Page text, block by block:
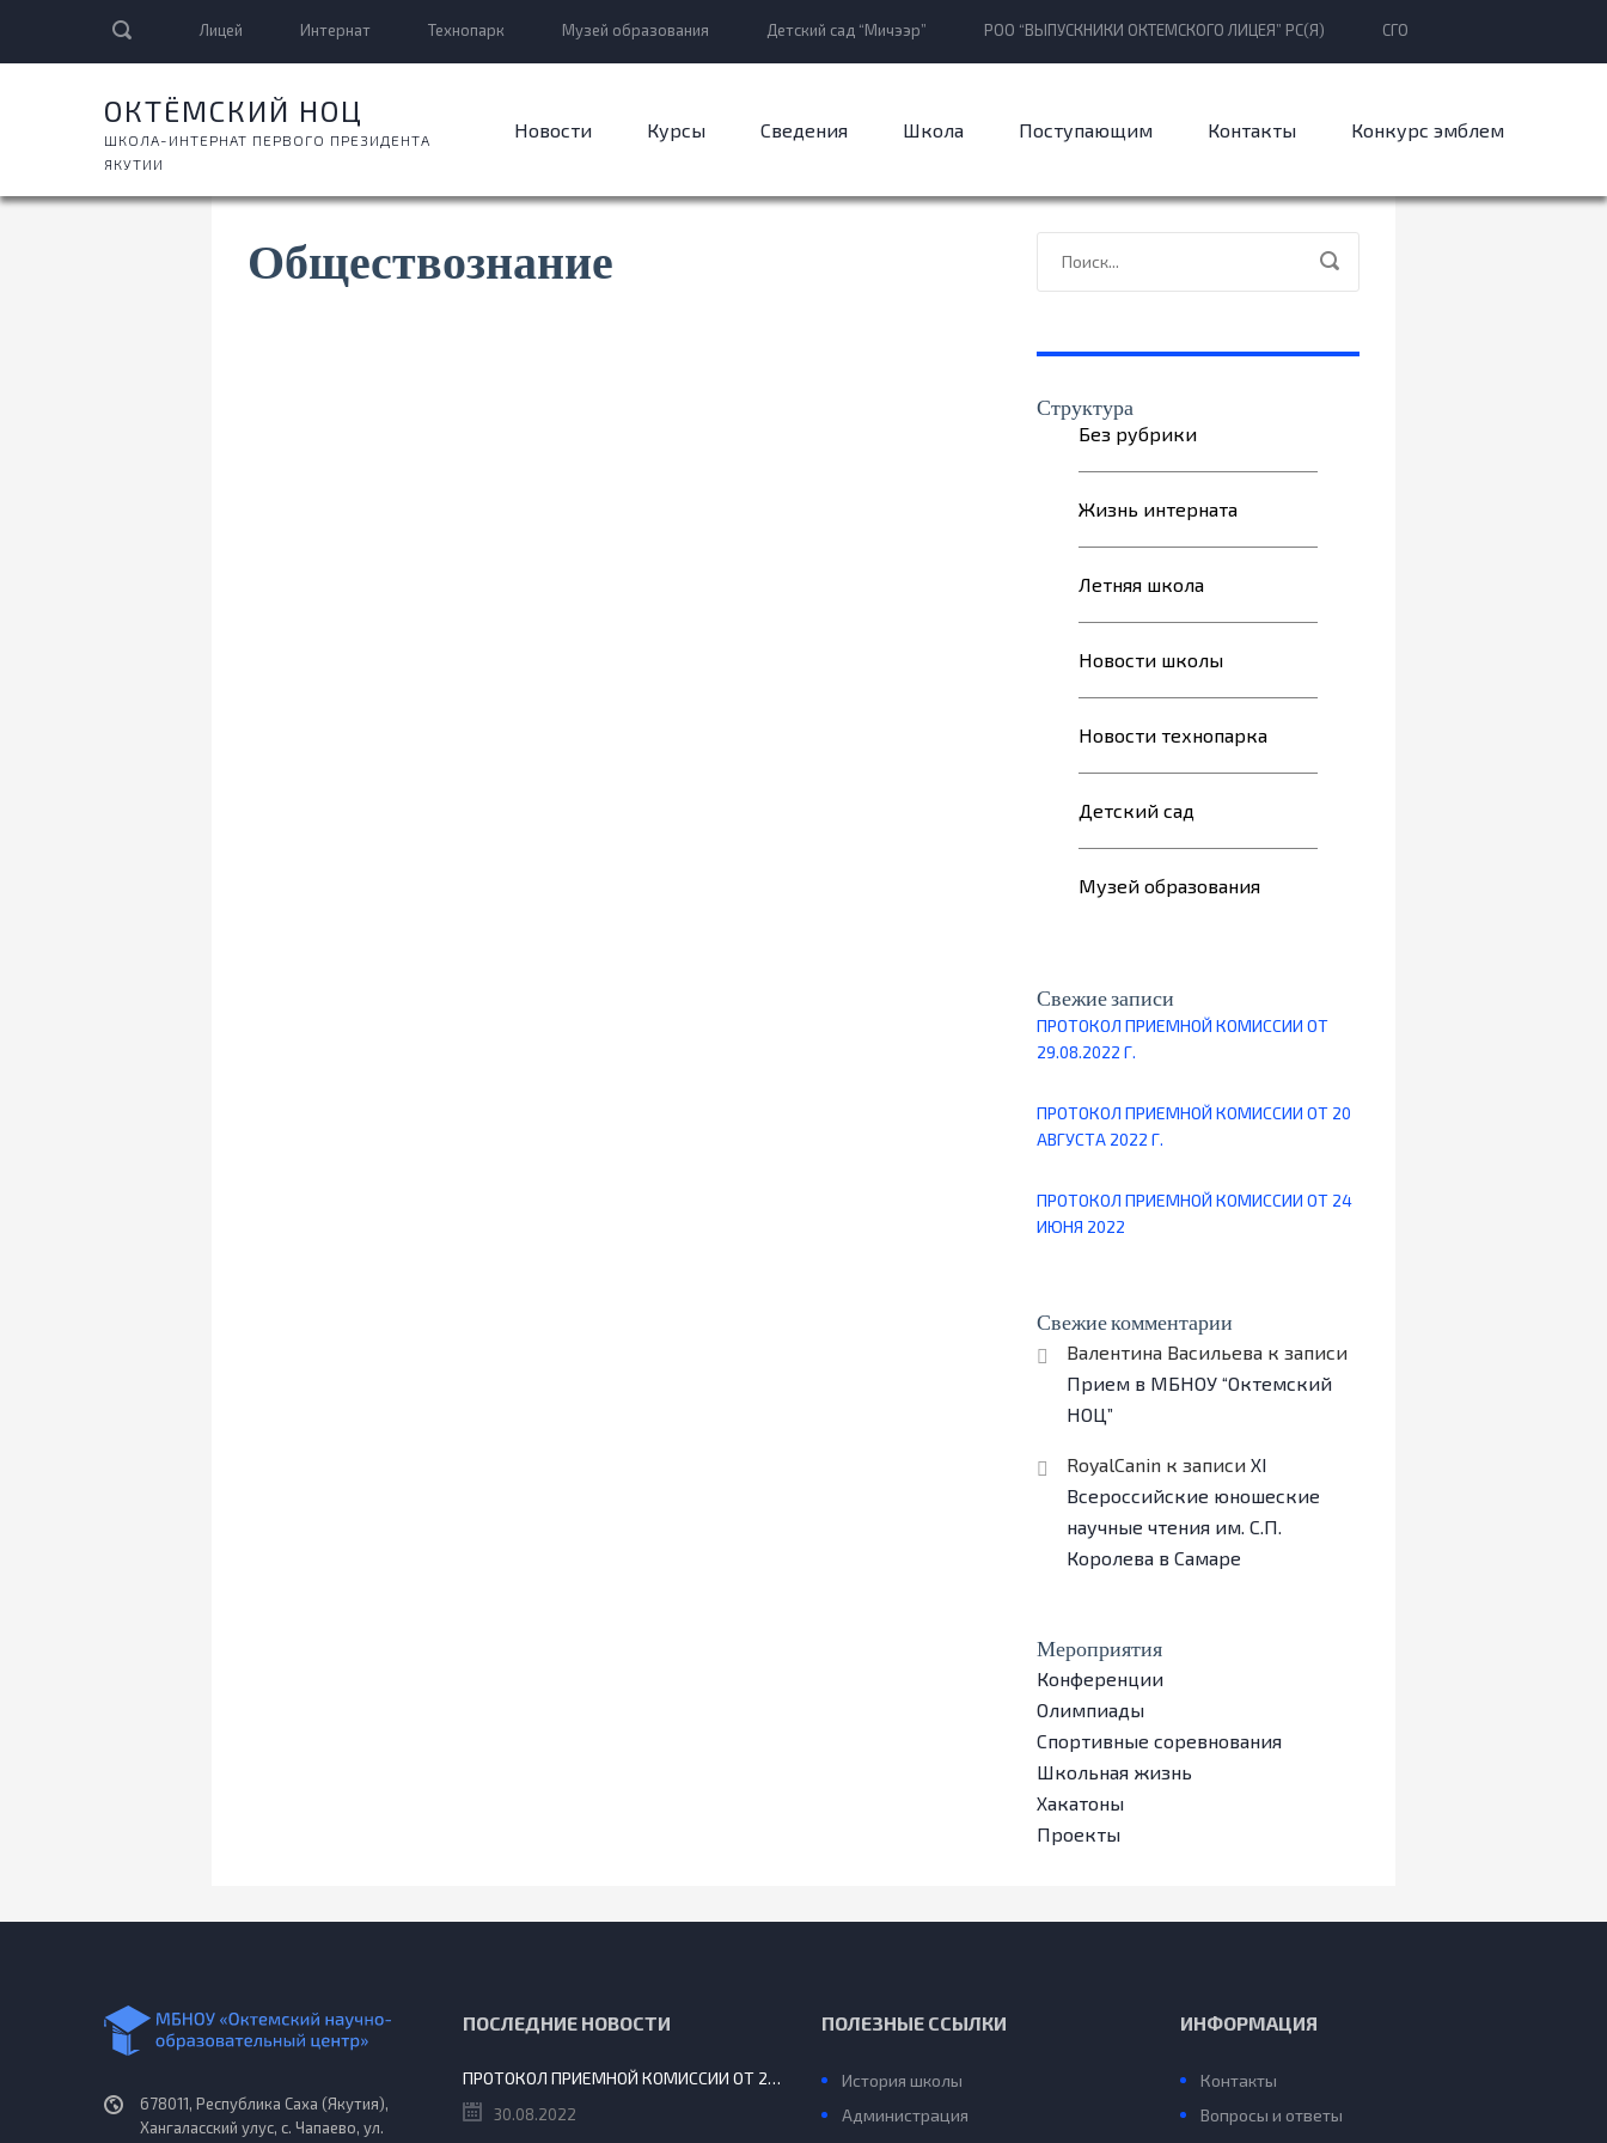
Лицей Интернат Технопарк Музей образования Детский сад “Мичээр” РОО “ВЫПУСКНИКИ ОКТЕМСКОГО ЛИЦЕЯ” РС(Я) СГО
ОКТЁМСКИЙ НОЦ
ШКОЛА-ИНТЕРНАТ ПЕРВОГО ПРЕЗИДЕНТА
ЯКУТИИ
Новости Курсы Сведения Школа Поступающим Контакты Конкурс эмблем
Обществознание
Структура
Без рубрики
Жизнь интерната
Летняя школа
Новости школы
Новости технопарка
Детский сад
Музей образования
Свежие записи
ПРОТОКОЛ ПРИЕМНОЙ КОМИССИИ ОТ
29.08.2022 Г.
ПРОТОКОЛ ПРИЕМНОЙ КОМИССИИ ОТ 20
АВГУСТА 2022 Г.
ПРОТОКОЛ ПРИЕМНОЙ КОМИССИИ ОТ 24
ИЮНЯ 2022
Свежие комментарии
Валентина Васильева к записи
Прием в МБНОУ “Октемский
НОЦ”
RoyalCanin к записи ХI
Всероссийские юношеские
научные чтения им. С.П.
Королева в Самаре
Мероприятия
Конференции
Олимпиады
Спортивные соревнования
Школьная жизнь
Хакатоны
Проекты
678011, Республика Саха (Якутия),
Хангаласский улус, с. Чапаево, ул.
ПОСЛЕДНИЕ НОВОСТИ
ПРОТОКОЛ ПРИЕМНОЙ КОМИССИИ ОТ 29.08.2022 Г.
30.08.2022
ПОЛЕЗНЫЕ ССЫЛКИ
История школы
Администрация
ИНФОРМАЦИЯ
Контакты
Вопросы и ответы